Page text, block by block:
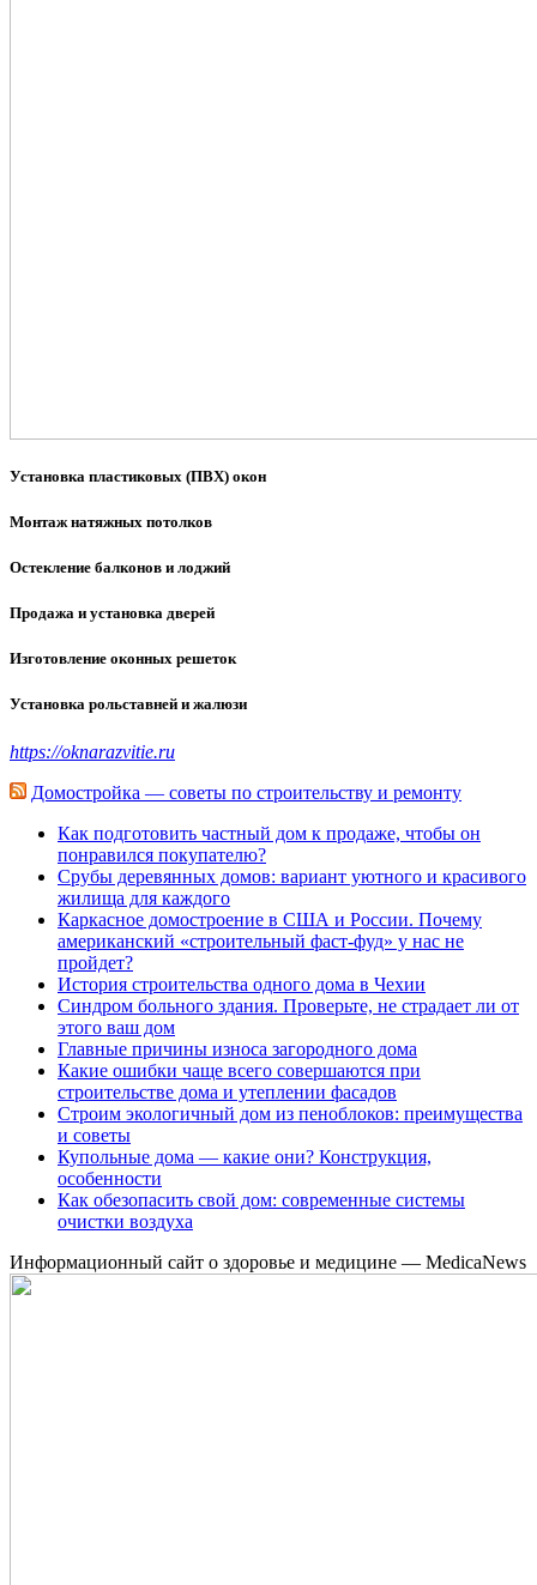
Установка пластиковых (ПВХ) окон
Монтаж натяжных потолков
Остекление балконов и лоджий
Продажа и установка дверей
Изготовление оконных решеток
Установка рольставней и жалюзи
https://oknarazvitie.ru
Домостройка — советы по строительству и ремонту
Как подготовить частный дом к продаже, чтобы он
понравился покупателю?
Срубы деревянных домов: вариант уютного и красивого
жилища для каждого
Каркасное домостроение в США и России. Почему
американский «строительный фаст-фуд» у нас не
пройдет?
История строительства одного дома в Чехии
Синдром больного здания. Проверьте, не страдает ли от
этого ваш дом
Главные причины износа загородного дома
Какие ошибки чаще всего совершаются при
строительстве дома и утеплении фасадов
Строим экологичный дом из пеноблоков: преимущества
и советы
Купольные дома — какие они? Конструкция,
особенности
Как обезопасить свой дом: современные системы
очистки воздуха
Информационный сайт о здоровье и медицине — MedicaNews